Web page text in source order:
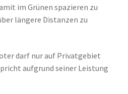
im Grünen spazieren zu
längere Distanzen zu
darf nur auf Privatgebiet
aufgrund seiner Leistung